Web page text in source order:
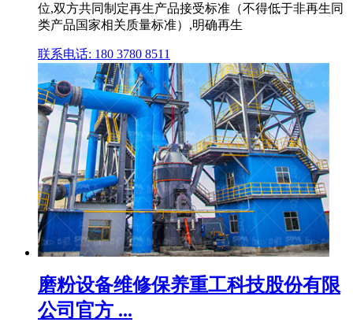
位,双方共同制定再生产品接受标准（不得低于非再生同
类产品国家相关质量标准）,明确再生
联系电话: 180 3780 8511
磨粉设备维修保养重工科技股份有限
公司官方 ...